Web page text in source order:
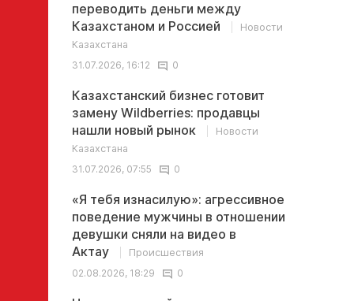
переводить деньги между
Казахстаном и Россией
Новости
Казахстана
31.07.2026, 16:12
0
Казахстанский бизнес готовит
замену Wildberries: продавцы
нашли новый рынок
Новости
Казахстана
31.07.2026, 07:55
0
«Я тебя изнасилую»: агрессивное
поведение мужчины в отношении
девушки сняли на видео в
Актау
Происшествия
02.08.2026, 18:29
0